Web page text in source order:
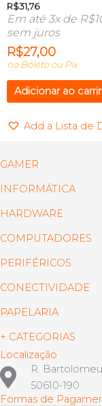
R$31,76
Em até 3x de R$
sem juros
R$27,00
no Boleto ou Pix
Adicionar ao
Add a Lista de
GAMER
INFORMÁTICA
HARDWARE
COMPUTADORES
PERIFÉRICOS
CONECTIVIDADE
PAPELARIA
+ CATEGORIAS
Localização
R.
50610-190
Formas de